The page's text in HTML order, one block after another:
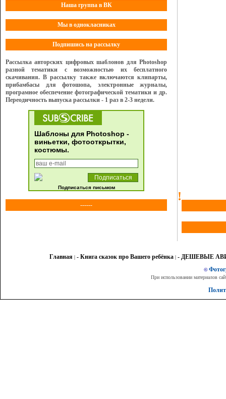
Наша группа в ВК
Мы в однокласниках
Подпишись на рассылку
Рассылка авторских цифровых шаблонов для Photoshop
разной тематики с возможностью их бесплатного
скачивания. В рассылку также включаются клипарты,
прибамбасы для фотошопа, электронные журналы,
програмное обеспечение фотографической тематики и др.
Переодичность выпуска рассылки - 1 раз в 2-3 недели.
Шаблоны для Photoshop -
виньетки, фотооткрытки,
костюмы.
Подписаться письмом
------
!
Главная | - Книга сказок про Вашего ребёнка | - ДЕШЕВЫЕ
©
При использовании материалов